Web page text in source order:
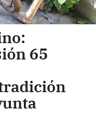
65